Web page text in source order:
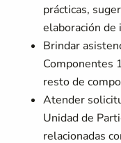
prácticas,
elaboración de
Brindar
Componentes
resto de
Atender
Unidad de
relacionadas